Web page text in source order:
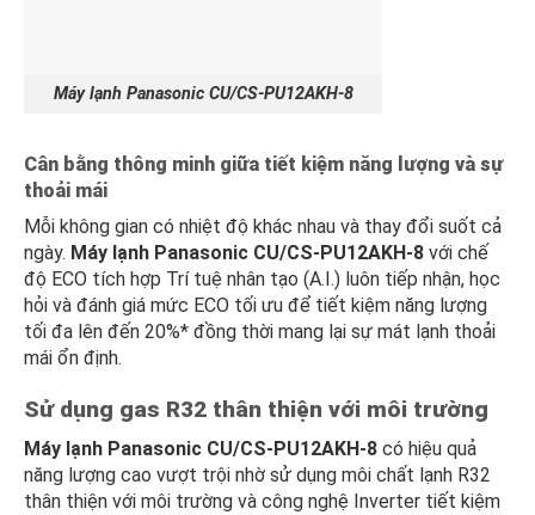
Máy lạnh Panasonic CU/CS-PU12AKH-8
Cân bằng thông minh giữa tiết kiệm năng lượng và sự
thoải mái
Mỗi không gian có nhiệt độ khác nhau và thay đổi suốt cả
ngày. Máy lạnh Panasonic CU/CS-PU12AKH-8 với chế
độ ECO tích hợp Trí tuệ nhân tạo (A.I.) luôn tiếp nhận, học
hỏi và đánh giá mức ECO tối ưu để tiết kiệm năng lượng
tối đa lên đến 20%* đồng thời mang lại sự mát lạnh thoải
mái ổn định.
Sử dụng gas R32 thân thiện với môi trường
Máy lạnh Panasonic CU/CS-PU12AKH-8 có hiệu quả
năng lượng cao vượt trội nhờ sử dụng môi chất lạnh R32
thân thiện với môi trường và công nghệ Inverter tiết kiệm